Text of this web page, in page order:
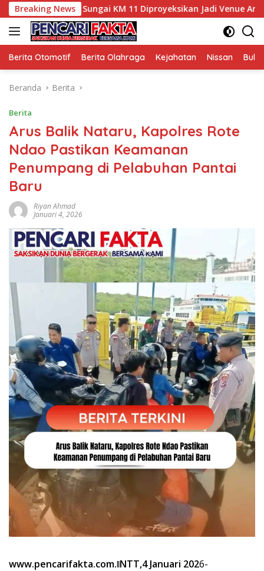
Langsung
ke
konten
Breaking News
Wisata, Sungai KM 11 Diproyeksikan Jadi Venue Arung
Berita Otomotif Berita Olahraga Kejahatan Nissan
Beranda Berita
Berita
Arus Balik Nataru, Kapolres Rote
Ndao Pastikan Keamanan
Penumpang di Pelabuhan Pantai
Baru
Riyan Ahmad
Januari 4, 2026
www.pencarifakta.com.ǁNTT,4 Januari 2026-